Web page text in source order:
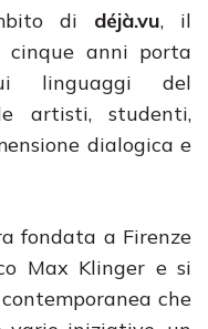
di déjà.vu, il
cinque anni porta
linguaggi del
artisti, studenti,
dialogica e
fondata a Firenze
Max Klinger e si
che